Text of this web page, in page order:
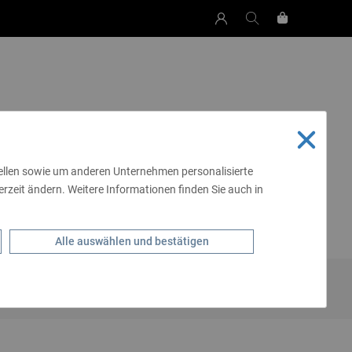
& MEHR LIVING SCHMUCK
GÜRTEL
sowie um anderen Unternehmen personalisierte
ändern. Weitere Informationen finden Sie auch in
Alle auswählen und bestätigen